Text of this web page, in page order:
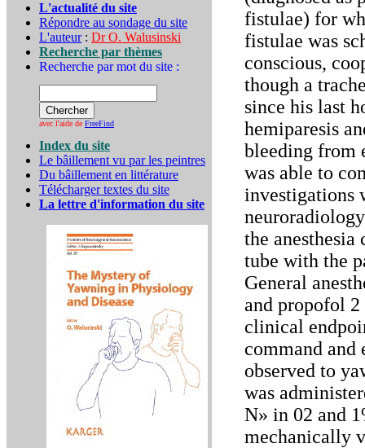
L'actualité du site
Répondre au sondage du site
L'auteur: Dr O. Walusinski
Recherche par thèmes
Recherche par mot du site :
avec l'aide de FreeFind
Index du site
Le bâillement vu par les peintres
Du bâillement en littérature
Télécharger textes du site
La lettre d'information du site
fistulae) for
fistulae was
conscious,
though a
since his last
hemiparesis
bleeding from
was able to
investigations
the
tube with the
General
and propofol
clinical
command and
observed to
was
N» in 02 and
mechanically